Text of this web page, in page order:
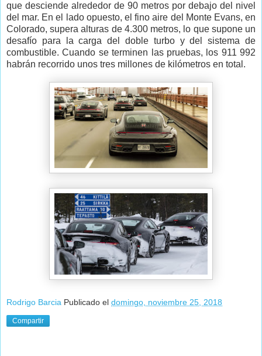
que desciende alrededor de 90 metros por debajo del nivel
del mar. En el lado opuesto, el fino aire del Monte Evans, en
Colorado, supera alturas de 4.300 metros, lo que supone un
desafío para la carga del doble turbo y del sistema de
combustible. Cuando se terminen las pruebas, los 911 992
habrán recorrido unos tres millones de kilómetros en total.
Rodrigo Barcia Publicado el domingo, noviembre 25, 2018
Compartir